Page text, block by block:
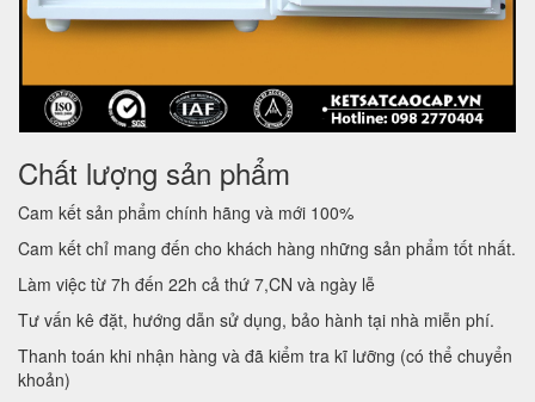
Chất lượng sản phẩm
Cam kết sản phẩm chính hãng và mới 100%
Cam kết chỉ mang đến cho khách hàng những sản phẩm tốt nhất.
Làm việc từ 7h đến 22h cả thứ 7,CN và ngày lễ
Tư vấn kê đặt, hướng dẫn sử dụng, bảo hành tại nhà miễn phí.
Thanh toán khi nhận hàng và đã kiểm tra kĩ lưỡng (có thể chuyển
khoản)